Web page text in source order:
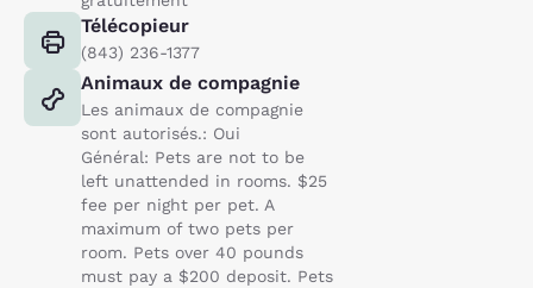
Télécopieur
(843) 236-1377
Animaux de compagnie
Les animaux de compagnie
sont autorisés.: Oui
Général: Pets are not to be
left unattended in rooms. $25
fee per night per pet. A
maximum of two pets per
room. Pets over 40 pounds
must pay a $200 deposit. Pets